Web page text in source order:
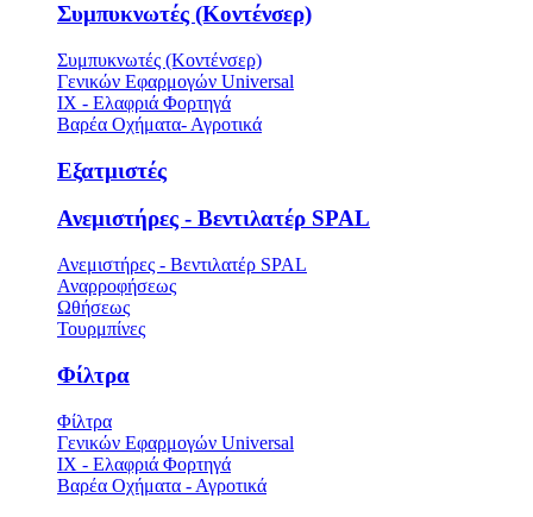
Συμπυκνωτές (Κοντένσερ)
Συμπυκνωτές (Κοντένσερ)
Γενικών Εφαρμογών Universal
ΙΧ - Ελαφριά Φορτηγά
Βαρέα Οχήματα- Αγροτικά
Εξατμιστές
Ανεμιστήρες - Βεντιλατέρ SPAL
Ανεμιστήρες - Βεντιλατέρ SPAL
Αναρροφήσεως
Ωθήσεως
Τουρμπίνες
Φίλτρα
Φίλτρα
Γενικών Εφαρμογών Universal
ΙΧ - Ελαφριά Φορτηγά
Βαρέα Οχήματα - Αγροτικά